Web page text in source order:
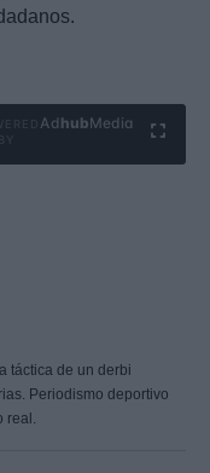
Ad hubMedia
táctica de un derbi
Periodismo deportivo
real.